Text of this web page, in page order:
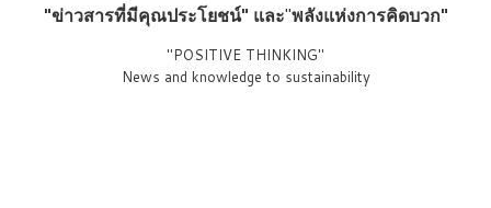
"ข่าวสารที่มีคุณประโยชน์" และ"พลังแห่งการคิดบวก"
"POSITIVE THINKING"
News and knowledge to sustainability